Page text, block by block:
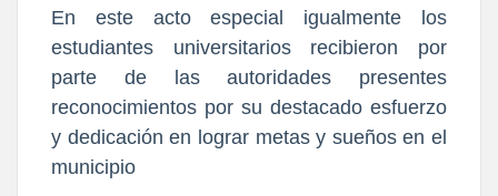
En este acto especial igualmente los
estudiantes universitarios recibieron por
parte de las autoridades presentes
reconocimientos por su destacado esfuerzo
y dedicación en lograr metas y sueños en el
municipio